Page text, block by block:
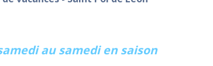
au samedi en saison